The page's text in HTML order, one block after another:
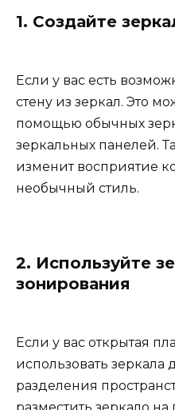
1. Создайте
Если у вас есть
стену из зеркал. Это
помощью обычных
зеркальных панелей.
изменит восприятие
необычный стиль.
2. Используйте
зонирования
Если у вас открытая
использовать зеркала
разделения